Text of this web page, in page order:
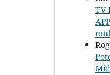
TV